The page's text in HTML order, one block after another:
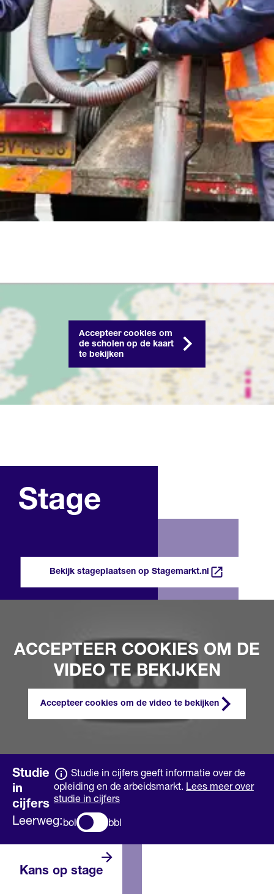
Accepteer cookies om
de scholen op de kaart
te bekijken
Stage
Bekijk stageplaatsen op Stagemarkt.nl
ACCEPTEER COOKIES OM DE
VIDEO TE BEKIJKEN
Accepteer cookies om de video te bekijken
Studie
in
cijfers
Studie in cijfers geeft informatie over de
opleiding en de arbeidsmarkt. Lees meer over
studie in cijfers
Leerweg: bol bbl
Kans op stage